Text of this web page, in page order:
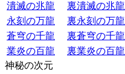
潰滅の兆龍
裏潰滅の兆龍
永刻の万龍
裏永刻の万龍
蒼穹の千龍
裏蒼穹の千龍
業炎の百龍
裏業炎の百龍
神秘の次元